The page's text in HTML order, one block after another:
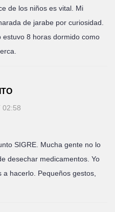
de los niños es vital. Mi
de jarabe por curiosidad.
8 horas dormido como
02:58
SIGRE. Mucha gente no lo
desechar medicamentos. Yo
hacerlo. Pequeños gestos,